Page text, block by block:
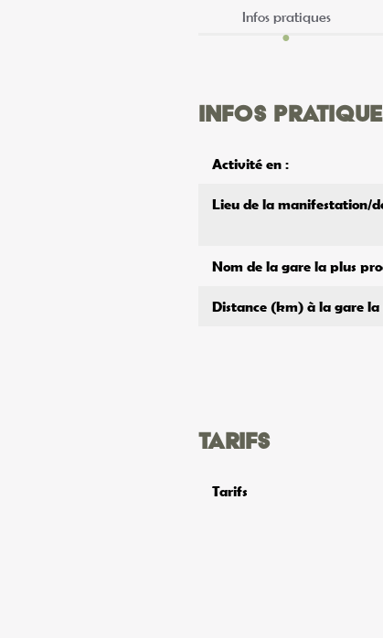
Infos pratiques
Infos
Activité en :
Lieu de la manifestation/
Nom de la gare la plus
Distance (km) à la gare la
Tarifs
Tarifs